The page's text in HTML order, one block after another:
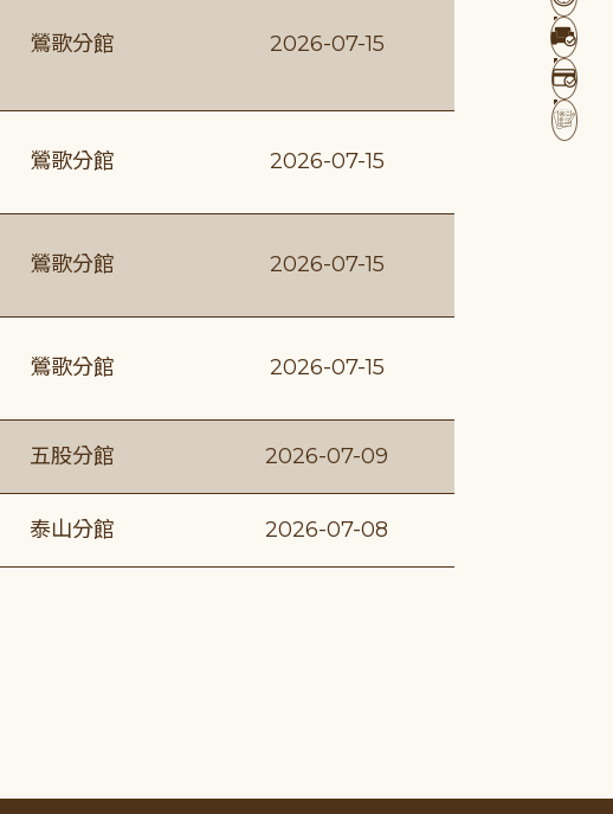
鶯歌分館 2026-07-15
鶯歌分館 2026-07-15
鶯歌分館 2026-07-15
鶯歌分館 2026-07-15
五股分館 2026-07-09
泰山分館 2026-07-08